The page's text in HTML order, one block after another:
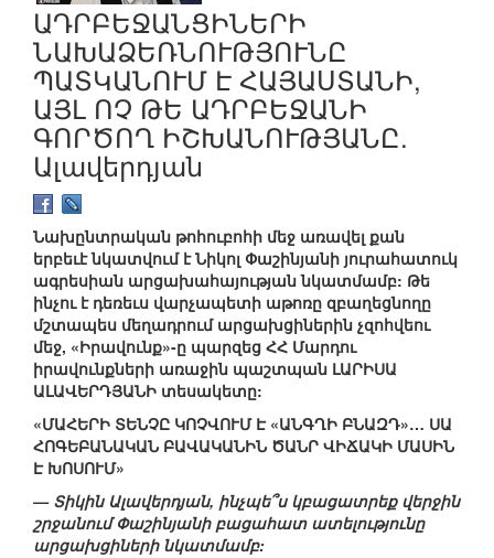
ԱԴՐԲԵՋԱՆՑԻՆԵՐԻ
ՆԱԽԱՁԵՌՆՈՒԹՅՈՒՆԸ
ՊԱՏԿԱՆՈՒՄ Է ՀԱՅԱՍՏԱՆԻ,
ԱՅԼ ՈՉ ԹԵ ԱԴՐԲԵՋԱՆԻ
ԳՈՐԾՈՂ ԻՇԽԱՆՈՒԹՅԱՆԸ.
Ալավերդյան
Նախընտրական թոհուբոհի մեջ առավել քան
երբեւէ նկատվում է Նիկոլ Փաշինյանի յուրահատուկ
ագրեսիան արցախահայության նկատմամբ: Թե
ինչու է դեռեւս վարչապետի աթոռը զբաղեցնողը
մշտապես մեղադրում արցախցիներին չզոհվեու
մեջ, «Իրավունք»-ը պարզեց ՀՀ Մարդու
իրավունքների առաջին պաշտպան ԼԱՐԻՍԱ
ԱԼԱՎԵՐԴՅԱՆԻ տեսակետը:
«ՄԱՀԵՐԻ ՏԵՆՉԸ ԿՈՉՎՈՒՄ Է «ԱՆԳՂԻ ԲՆԱԶԴ»… ՍԱ
ՀՈԳԵԲԱՆԱԿԱՆ ԲԱՎԱԿԱՆԻՆ ԾԱՆՐ ՎԻՃԱԿԻ ՄԱՍԻՆ
Է ԽՈՍՈՒՄ»
— Տիկին Ալավերդյան, ինչպե՞ս կբացատրեք վերջին
շրջանում Փաշինյանի բացահատ ատելությունը
արցախցիների նկատմամբ: